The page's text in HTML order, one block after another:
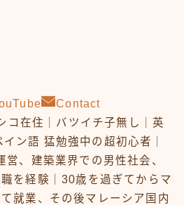
Contact
コ在住｜バツイチ子無し｜英
ン語 猛勉強中の超初心者｜
営、建築業界での男性社会、
を経験｜30歳を過ぎてからマ
就業、その後マレーシア国内